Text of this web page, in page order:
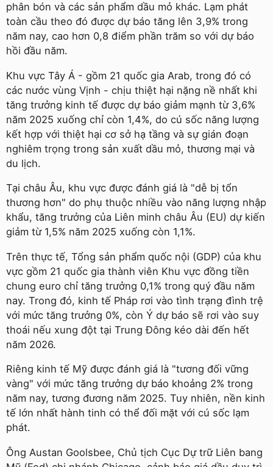
phân bón và các sản phẩm dầu mỏ khác. Lạm phát
toàn cầu theo đó được dự báo tăng lên 3,9% trong
năm nay, cao hơn 0,8 điểm phần trăm so với dự báo
hồi đầu năm.
Khu vực Tây Á - gồm 21 quốc gia Arab, trong đó có
các nước vùng Vịnh - chịu thiệt hại nặng nề nhất khi
tăng trưởng kinh tế được dự báo giảm mạnh từ 3,6%
năm 2025 xuống chỉ còn 1,4%, do cú sốc năng lượng
kết hợp với thiệt hại cơ sở hạ tầng và sự gián đoạn
nghiêm trọng trong sản xuất dầu mỏ, thương mại và
du lịch.
Tại châu Âu, khu vực được đánh giá là "dễ bị tổn
thương hơn" do phụ thuộc nhiều vào năng lượng nhập
khẩu, tăng trưởng của Liên minh châu Âu (EU) dự kiến
giảm từ 1,5% năm 2025 xuống còn 1,1%.
Trên thực tế, Tổng sản phẩm quốc nội (GDP) của khu
vực gồm 21 quốc gia thành viên Khu vực đồng tiền
chung euro chỉ tăng trưởng 0,1% trong quý đầu năm
nay. Trong đó, kinh tế Pháp rơi vào tình trạng đình trệ
với mức tăng trưởng 0%, còn Ý dự báo sẽ rơi vào suy
thoái nếu xung đột tại Trung Đông kéo dài đến hết
năm 2026.
Riêng kinh tế Mỹ được đánh giá là "tương đối vững
vàng" với mức tăng trưởng dự báo khoảng 2% trong
năm nay, tương đương năm 2025. Tuy nhiên, nền kinh
tế lớn nhất hành tinh có thể đối mặt với cú sốc lạm
phát.
Ông Austan Goolsbee, Chủ tịch Cục Dự trữ Liên bang